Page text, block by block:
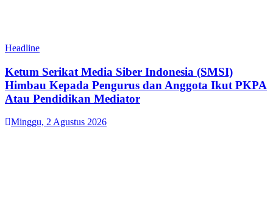
Headline
Ketum Serikat Media Siber Indonesia (SMSI)
Himbau Kepada Pengurus dan Anggota Ikut PKPA
Atau Pendidikan Mediator
Minggu, 2 Agustus 2026